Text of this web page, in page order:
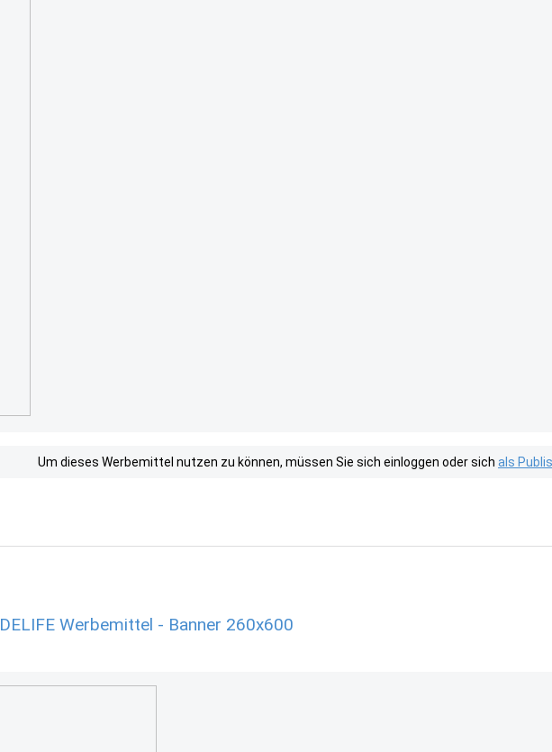
Um dieses Werbemittel nutzen zu können, müssen Sie sich einloggen oder sich als
DELIFE Werbemittel - Banner 260x600